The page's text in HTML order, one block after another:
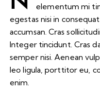
elementum mi
egestas nisi in
accumsan. Cras
Integer tincidunt. Cras
semper nisi. Aenean
leo ligula, porttitor eu,
enim.